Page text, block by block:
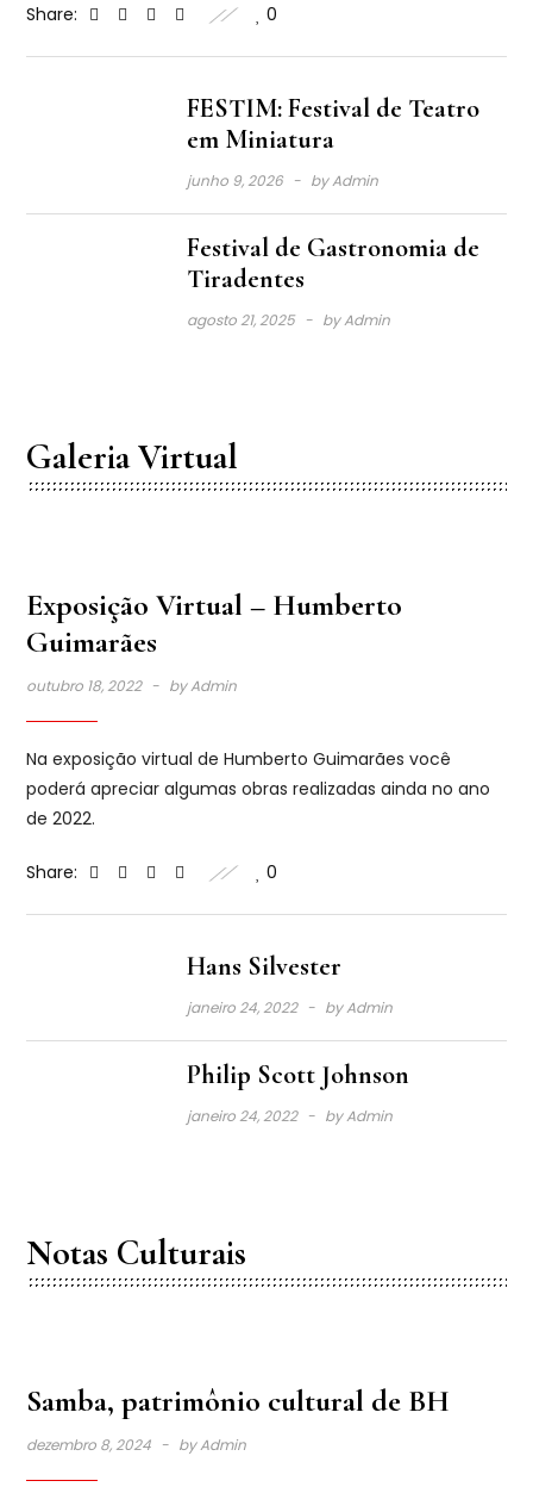
Share: 0
FESTIM: Festival de Teatro
em Miniatura
junho 9, 2026 byAdmin
Festival de Gastronomia de
Tiradentes
agosto 21, 2025 byAdmin
Galeria Virtual
Exposição Virtual – Humberto
Guimarães
outubro 18, 2022 byAdmin
Na exposição virtual de Humberto Guimarães você
poderá apreciar algumas obras realizadas ainda no ano
de 2022.
Share: 0
Hans Silvester
janeiro 24, 2022 byAdmin
Philip Scott Johnson
janeiro 24, 2022 byAdmin
Notas Culturais
Samba, patrimônio cultural de BH
dezembro 8, 2024 byAdmin